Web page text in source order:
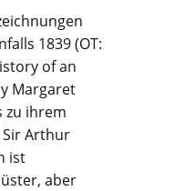
1839 (OT:
of an
Margaret
zu ihrem
Arthur
ist
aber